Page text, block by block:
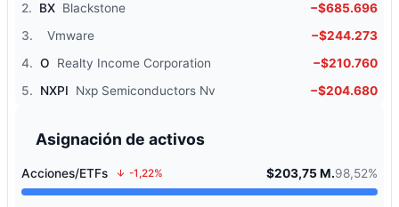
2.
BX Blackstone
−$685.696
3.
Vmware
−$244.273
4. O Realty Income Corporation
−$210.760
5.
NXPI Nxp Semiconductors Nv −$204.680
Asignación de activos
Acciones/ETFs -1,22% $203,75 M.98,52%